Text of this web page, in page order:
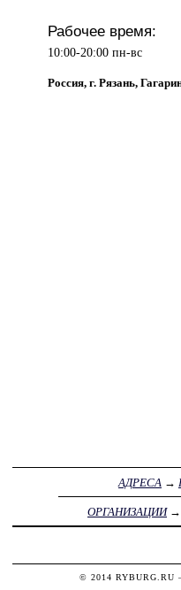
Рабочее время:
10:00-20:00 пн-вс
Россия, г. Рязань,
АДРЕСА →
ОРГАНИЗАЦИИ→
© 2014 RYBURG.RU